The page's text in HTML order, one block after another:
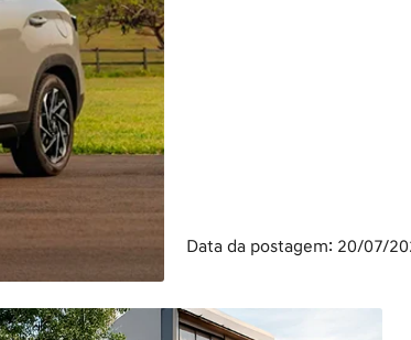
Data da postagem: 20/07/